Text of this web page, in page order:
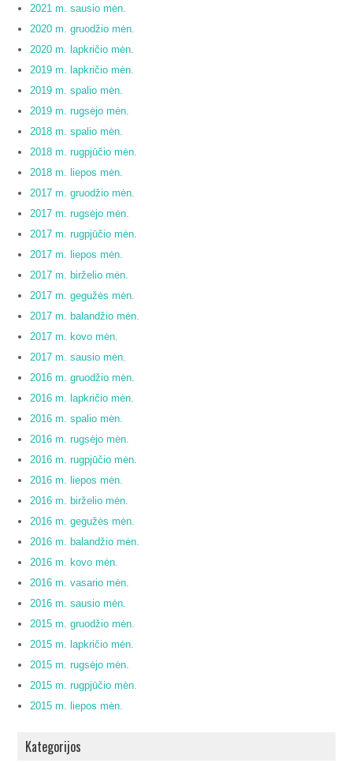
2021 m. sausio mėn.
2020 m. gruodžio mėn.
2020 m. lapkričio mėn.
2019 m. lapkričio mėn.
2019 m. spalio mėn.
2019 m. rugsėjo mėn.
2018 m. spalio mėn.
2018 m. rugpjūčio mėn.
2018 m. liepos mėn.
2017 m. gruodžio mėn.
2017 m. rugsėjo mėn.
2017 m. rugpjūčio mėn.
2017 m. liepos mėn.
2017 m. birželio mėn.
2017 m. gegužės mėn.
2017 m. balandžio mėn.
2017 m. kovo mėn.
2017 m. sausio mėn.
2016 m. gruodžio mėn.
2016 m. lapkričio mėn.
2016 m. spalio mėn.
2016 m. rugsėjo mėn.
2016 m. rugpjūčio mėn.
2016 m. liepos mėn.
2016 m. birželio mėn.
2016 m. gegužės mėn.
2016 m. balandžio mėn.
2016 m. kovo mėn.
2016 m. vasario mėn.
2016 m. sausio mėn.
2015 m. gruodžio mėn.
2015 m. lapkričio mėn.
2015 m. rugsėjo mėn.
2015 m. rugpjūčio mėn.
2015 m. liepos mėn.
Kategorijos